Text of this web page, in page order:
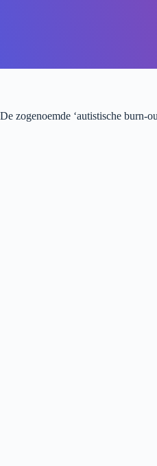
De zogenoemde ‘autistische burn-